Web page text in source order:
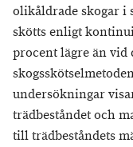
olikåldrade skogar i
skötts enligt
procent lägre än
undersökningar
trädbeståndet och
till trädbeståndets